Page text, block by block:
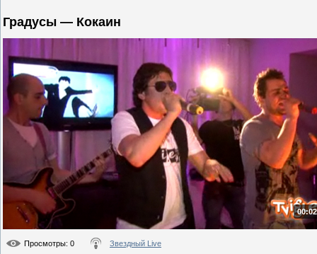
Градусы — Кокаин
Просмотры: 0 Звездный Live